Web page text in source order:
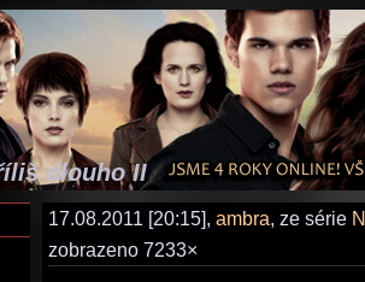
dlouho II
17.08.2011 [20:15], ambra, ze série
zobrazeno 7233×